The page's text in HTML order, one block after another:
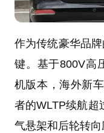
作为传统豪华品
键。基于800V高
机版本，海外新
者的WLTP续航超
气悬架和后轮转向